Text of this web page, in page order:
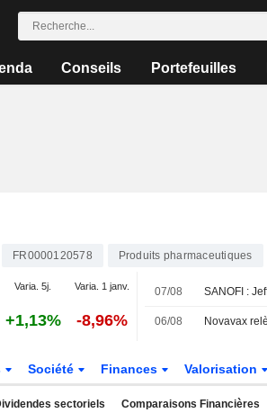
Conseils Portefeuilles
FR0000120578 Produits pharmaceutiques
Varia. 5j. Varia. 1 janv.
+1,13% -8,96%
07/08
06/08
Société Finances Valorisation
sectoriels Comparaisons Financières